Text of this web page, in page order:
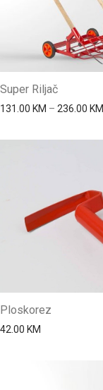
Super Riljač
131.00 KM – 236.00 KM
Ploskorez
42.00 KM